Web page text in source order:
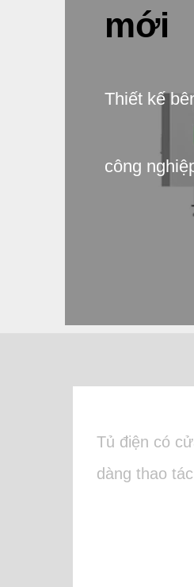
mới
Thiết kế
công
Tủ điện có
dàng thao tác